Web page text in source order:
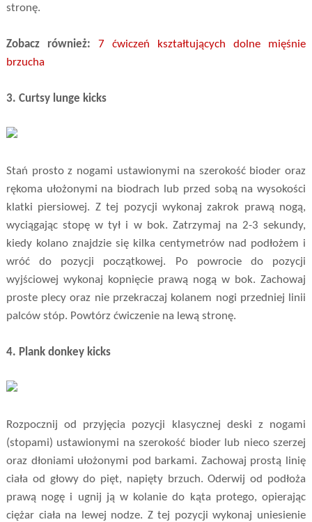
stronę.
Zobacz również: 7 ćwiczeń kształtujących dolne mięśnie
brzucha
3. Curtsy lunge kicks
Stań prosto z nogami ustawionymi na szerokość bioder oraz
rękoma ułożonymi na biodrach lub przed sobą na wysokości
klatki piersiowej. Z tej pozycji wykonaj zakrok prawą nogą,
wyciągając stopę w tył i w bok. Zatrzymaj na 2-3 sekundy,
kiedy kolano znajdzie się kilka centymetrów nad podłożem i
wróć do pozycji początkowej. Po powrocie do pozycji
wyjściowej wykonaj kopnięcie prawą nogą w bok. Zachowaj
proste plecy oraz nie przekraczaj kolanem nogi przedniej linii
palców stóp. Powtórz ćwiczenie na lewą stronę.
4. Plank donkey kicks
Rozpocznij od przyjęcia pozycji klasycznej deski z nogami
(stopami) ustawionymi na szerokość bioder lub nieco szerzej
oraz dłoniami ułożonymi pod barkami. Zachowaj prostą linię
ciała od głowy do pięt, napięty brzuch. Oderwij od podłoża
prawą nogę i ugnij ją w kolanie do kąta protego, opierając
ciężar ciała na lewej nodze. Z tej pozycji wykonaj uniesienie